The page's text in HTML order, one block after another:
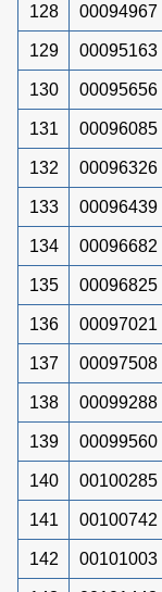
128 00094967
129 00095163
130 00095656
131 00096085
132 00096326
133 00096439
134 00096682
135 00096825
136 00097021
137 00097508
138 00099288
139 00099560
140 00100285
141 00100742
142 00101003